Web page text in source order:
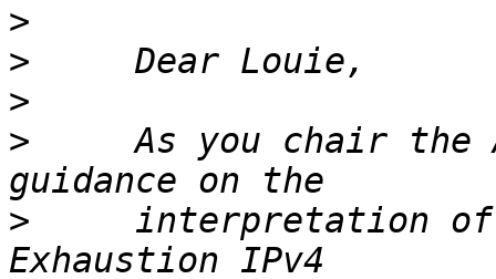
>
>
>
>
As you chair the
>
interpretation